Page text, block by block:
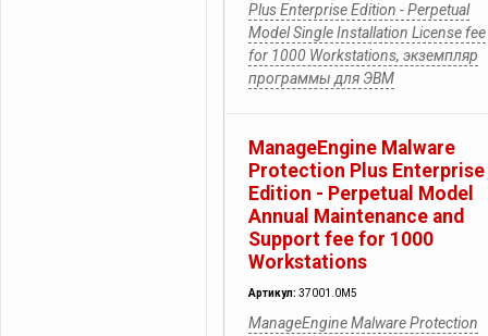
Plus Enterprise Edition - Perpetual
Model Single Installation License fee
for 1000 Workstations, экземпляр
программы для ЭВМ
ManageEngine Malware
Protection Plus Enterprise
Edition - Perpetual Model
Annual Maintenance and
Support fee for 1000
Workstations
Артикул: 37001.0M5
ManageEngine Malware Protection